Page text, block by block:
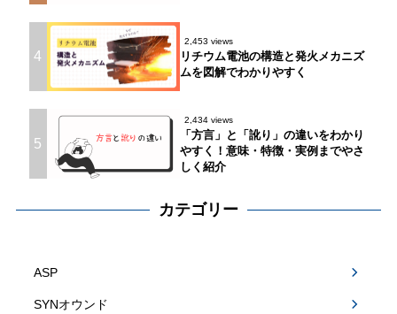
4
2,453 views
リチウム電池の構造と発火メカニズ
ムを図解でわかりやすく
5
2,434 views
「方言」と「訛り」の違いをわかり
やすく！意味・特徴・実例までやさ
しく紹介
カテゴリー
ASP
SYNオウンド